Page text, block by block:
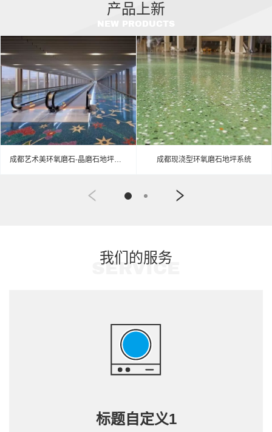
产品上新
成都艺术美环氧磨石-晶磨石地坪介绍 成都现浇型环氧磨石地坪系统
SERVICE
我们的服务
标题自定义1